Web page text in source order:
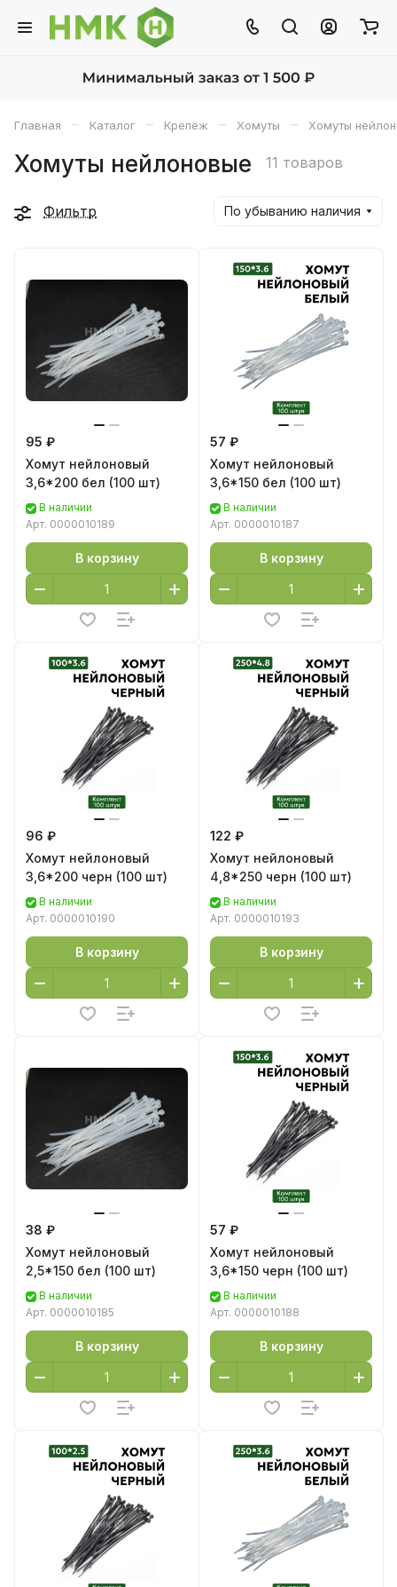
Главная – Каталог – Крепёж – Хомуты – Хомуты
Хомуты нейлоновые 11 товаров
Фильтр По убыванию наличия
95 ₽
Хомут нейлоновый
3,6*200 бел (100 шт)
В наличии
Арт. 0000010189
В корзину
57 ₽
Хомут нейлоновый
3,6*150 бел (100 шт)
В наличии
Арт. 0000010187
В корзину
96 ₽
Хомут нейлоновый
3,6*200 черн (100 шт)
В наличии
Арт. 0000010190
В корзину
122 ₽
Хомут нейлоновый
4,8*250 черн (100 шт)
В наличии
Арт. 0000010193
В корзину
38 ₽
Хомут нейлоновый
2,5*150 бел (100 шт)
В наличии
Арт. 0000010185
В корзину
57 ₽
Хомут нейлоновый
3,6*150 черн (100 шт)
В наличии
Арт. 0000010188
В корзину